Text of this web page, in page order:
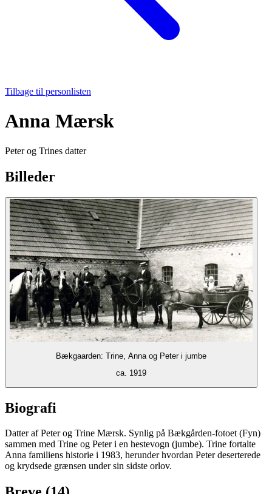
Tilbage til personlisten
Anna Mærsk
Peter og Trines datter
Billeder
Bækgaarden: Trine, Anna og Peter i jumbe
ca. 1919
Biografi
Datter af Peter og Trine Mærsk. Synlig på Bækgården-fotoet (Fyn)
sammen med Trine og Peter i en hestevogn (jumbe). Trine fortalte
Anna familiens historie i 1983, herunder hvordan Peter deserterede
og krydsede grænsen under sin sidste orlov.